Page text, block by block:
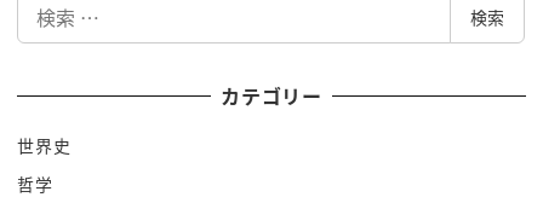
はゼロはずだが書いてあるんですけど
ちっちゃいんですけどねビジネス小説世界
転生わざわざここにね
てですねよしビジネスのために読むぞって
言ったらですねすっご見どころは満載
索
検索
カテゴリー
世界史
哲学